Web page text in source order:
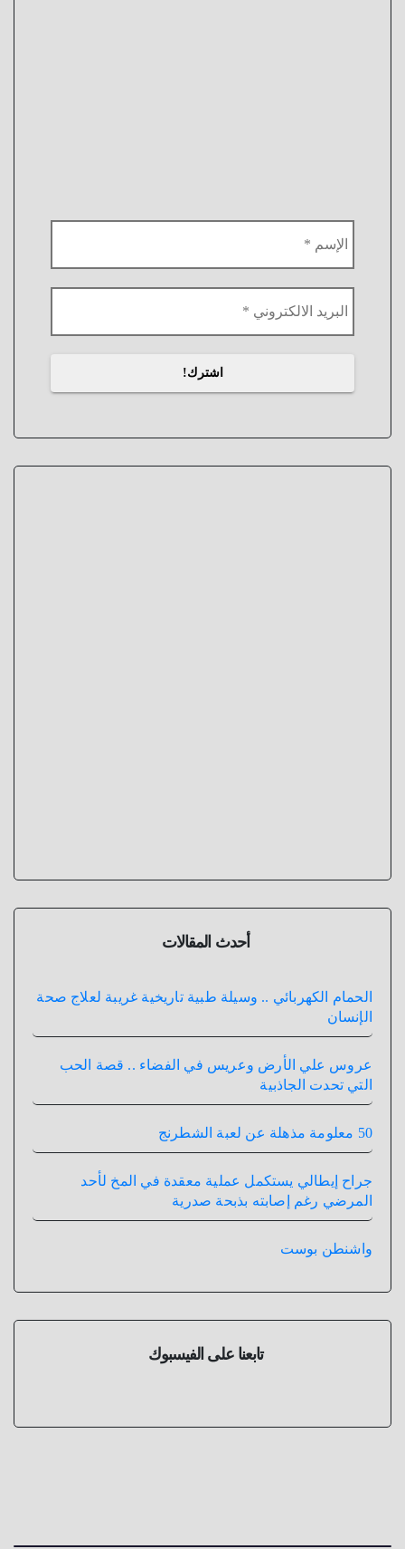
أحدث المقالات
الحمام الكهربائي .. وسيلة طبية تاريخية غريبة لعلاج صحة
الإنسان
عروس علي الأرض وعريس في الفضاء .. قصة الحب
التي تحدت الجاذبية
50 معلومة مذهلة عن لعبة الشطرنج
جراح إيطالي يستكمل عملية معقدة في المخ لأحد
المرضي رغم إصابته بذبحة صدرية
واشنطن بوست
تابعنا على الفيسبوك